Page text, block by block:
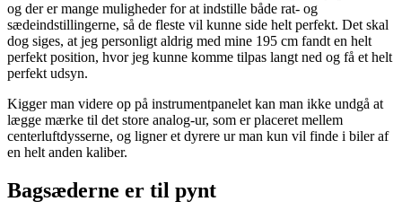
og der er mange muligheder for at indstille både rat- og
sædeindstillingerne, så de fleste vil kunne side helt perfekt. Det skal
dog siges, at jeg personligt aldrig med mine 195 cm fandt en helt
perfekt position, hvor jeg kunne komme tilpas langt ned og få et helt
perfekt udsyn.
Kigger man videre op på instrumentpanelet kan man ikke undgå at
lægge mærke til det store analog-ur, som er placeret mellem
centerluftdysserne, og ligner et dyrere ur man kun vil finde i biler af
en helt anden kaliber.
Bagsæderne er til pynt